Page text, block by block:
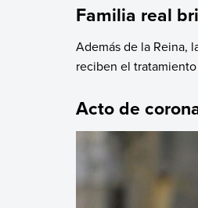
Familia real
Además de la Reina,
reciben el
Acto de